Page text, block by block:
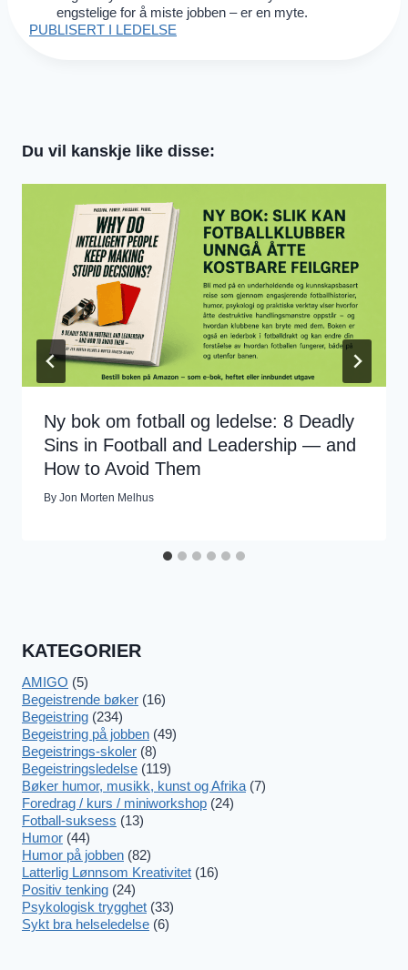
engstelige for å miste jobben – er en myte.
PUBLISERT I LEDELSE
Du vil kanskje like disse:
Ny bok om fotball og ledelse: 8 Deadly
Sins in Football and Leadership — and
How to Avoid Them
By Jon Morten Melhus
KATEGORIER
AMIGO (5)
Begeistrende bøker (16)
Begeistring (234)
Begeistring på jobben (49)
Begeistrings-skoler (8)
Begeistringsledelse (119)
Bøker humor, musikk, kunst og Afrika (7)
Foredrag / kurs / miniworkshop (24)
Fotball-suksess (13)
Humor (44)
Humor på jobben (82)
Latterlig Lønnsom Kreativitet (16)
Positiv tenking (24)
Psykologisk trygghet (33)
Sykt bra helseledelse (6)